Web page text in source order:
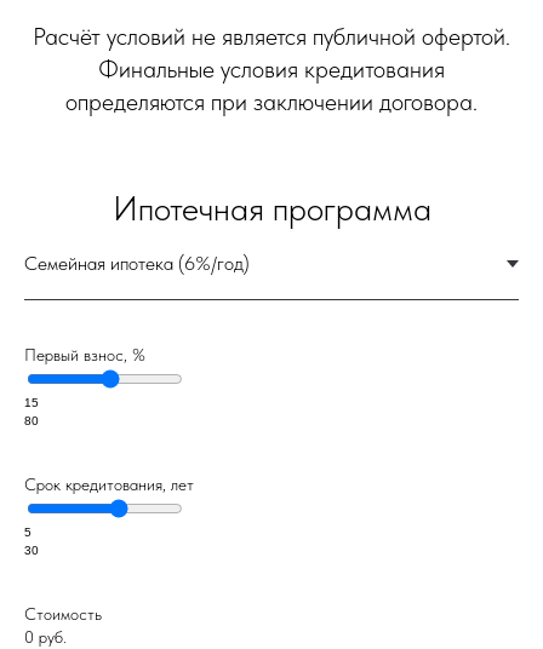
Первый взнос, %
15
80
Срок кредитования, лет
5
30
Стоимость
0 руб.
ЖК «ПРИМА»